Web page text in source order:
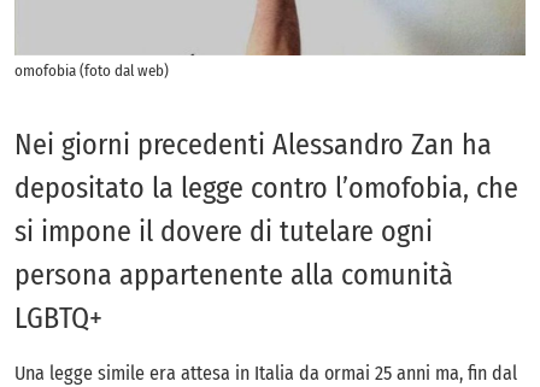
omofobia (foto dal web)
Nei giorni precedenti Alessandro Zan ha
depositato la legge contro l’omofobia, che
si impone il dovere di tutelare ogni
persona appartenente alla comunità
LGBTQ+
Una legge simile era attesa in Italia da ormai 25 anni ma, fin dal